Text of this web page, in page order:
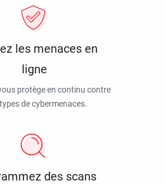
les menaces en
ligne
protège en continu contre
de cybermenaces.
des scans